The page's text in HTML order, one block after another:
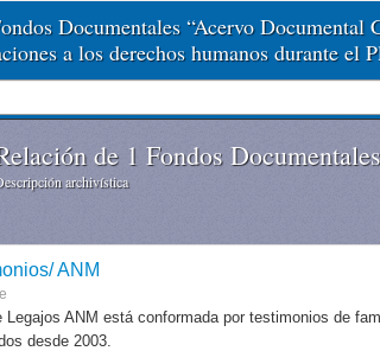
Documentales “Acervo Documental
a los derechos humanos durante el
de 1 Fondos Documentales
archivística
ANM
Legajos ANM está conformada por testimonios de
desde 2003.